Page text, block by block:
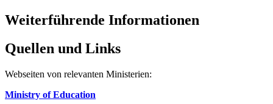
Weiterführende Informationen
Quellen und Links
Webseiten von relevanten Ministerien:
Ministry of Education